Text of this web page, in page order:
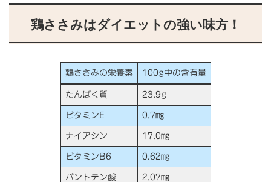
鶏ささみはダイエットの強い味方！
鶏ささみの栄養素 100g中の含有量
たんぱく質 23.9g
ビタミンE 0.7㎎
ナイアシン 17.0㎎
ビタミンB6 0.62㎎
パントテン酸 2.07㎎